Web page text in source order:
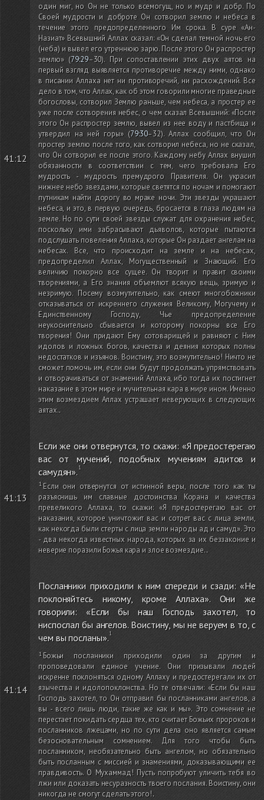
41:12
один миг, но Он не только всемогущ, но и мудр и добр. По
Своей мудрости и доброте Он сотворил землю и небеса в
течение этого предопределенного Им срока. В суре «Ан-
Назиат» Всевышний Аллах сказал: «Он сделал темной ночь его
(неба)и вывел его утреннюю зарю. После этого Он распростер
землю»(79:29–30). При сопоставлении этих двух аятов на
первый взгляд выявляется противоречие между ними, однако
в писании Аллаха нет ни противоречий, ни расхождений. Все
дело в том, что Аллах, как об этом говорили многие праведные
богословы, сотворил Землю раньше, чем небеса, а простер ее
уже после сотворения небес, о чем сказал Всевышний: «После
этого Он распростер землю, вывел из нее воду и пастбища и
утвердил на ней горы»(79:30–32). Аллах сообщил, что Он
простер землю после того, как сотворил небеса, но не сказал,
что Он сотворил ее после этого. Каждому небу Аллах внушил
обязанности в соответствии с тем, чего требовала Его
мудрость - мудрость премудрого Правителя. Он украсил
нижнее небо звездами, которые светятся по ночам и помогают
путникам найти дорогу во мраке ночи. Эти звезды украшают
небеса, и это, в первую очередь, бросается в глаза людям на
земле. Но по сути своей звезды служат для охранения небес,
поскольку ими забрасывают дьяволов, которые пытаются
подслушать повеления Аллаха, которые Он раздает ангелам на
небесах. Все, что происходит на земле и на небесах,
предопределил Аллах, Могущественный и Знающий. Его
величию покорно все сущее. Он творит и правит своими
творениями, а Его знания объемлют всякую вещь, зримую и
незримую. Посему возмутительно, как смеют многобожники
отказываться от искреннего служения Великому, Могучему и
Единственному Господу, Чье предопределение
неукоснительно сбывается и которому покорны все Его
творения! Они придают Ему сотоварищей и равняют с Ним
идолов и ложных богов, качества и деяния которых полны
недостатков и изъянов. Воистину, это возмутительно! Ничто не
сможет помочь им, если они будут продолжать упрямствовать
и отворачиваться от знамений Аллаха, ибо тогда их постигнет
наказание в этом мире и мучительная кара в мире ином. Именно
этим возмездием Аллах устрашает неверующих в следующих
аятах..
41:13
Если же они отвернутся, то скажи: «Я предостерегаю
вас от мучений, подобных мучениям адитов и
самудян».
Если они отвернутся от истинной веры, после того как ты
разъяснишь им славные достоинства Корана и качества
превеликого Аллаха, то скажи: «Я предостерегаю вас от
наказания, которое уничтожит вас и сотрет вас с лица земли,
как некогда были стерты с лица земли народы ад и самуд». Это
- два некогда известных народа, которых за их беззаконие и
неверие поразили Божья кара и злое возмездие..
41:14
Посланники приходили к ним спереди и сзади: «Не
поклоняйтесь никому, кроме Аллаха». Они же
говорили: «Если бы наш Господь захотел, то
ниспослал бы ангелов. Воистину, мы не веруем в то, с
чем вы посланы».
Божьи посланники приходили один за другим и
проповедовали единое учение. Они призывали людей
искренне поклоняться одному Аллаху и предостерегали их от
язычества и идолопоклонства. Но те отвечали: «Если бы наш
Господь захотел, то Он отправил бы посланниками ангелов, а
вы - всего лишь люди, такие же как и мы». Это сомнение не
перестает покидать сердца тех, кто считает Божьих пророков и
посланников лжецами, но по сути дела оно является самым
безосновательным сомнением. Для того чтобы быть
посланником, необязательно быть ангелом, но обязательно
быть посланным с миссией и знамениями, доказывающими ее
правдивость. О Мухаммад! Пусть попробуют уличить тебя во
лжи или доказать несуразность твоего послания. Воистину, они
никогда не смогут сделать этого!.